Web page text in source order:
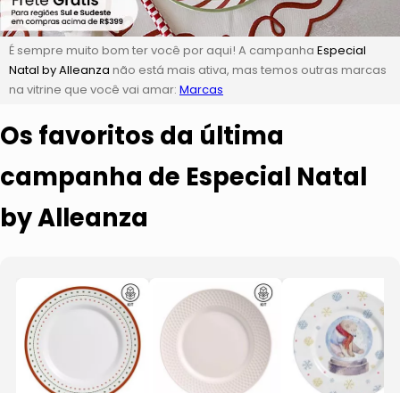
É sempre muito bom ter você por aqui! A campanha Especial
Natal by Alleanza não está mais ativa, mas temos outras marcas
na vitrine que você vai amar: Marcas
Os favoritos da última
campanha de Especial Natal
by Alleanza